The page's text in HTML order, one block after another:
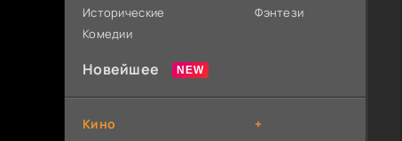
Исторические
Комедии
Фэнтези
Новейшее
Кино +